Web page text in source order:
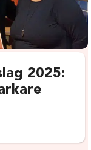
2025: